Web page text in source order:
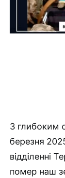
З глибоким
березня
відділенні
помер наш